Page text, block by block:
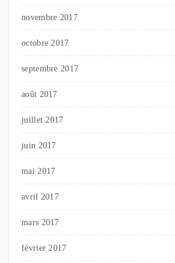
novembre 2017
octobre 2017
septembre 2017
août 2017
juillet 2017
juin 2017
mai 2017
avril 2017
mars 2017
février 2017